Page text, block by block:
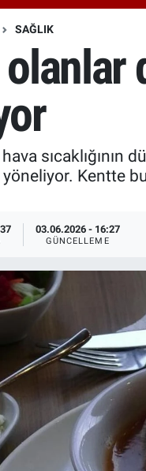
SAĞLIK
hava
yöneliyor. Kentte
03.06.2026 - 16:27
GÜNCELLEME